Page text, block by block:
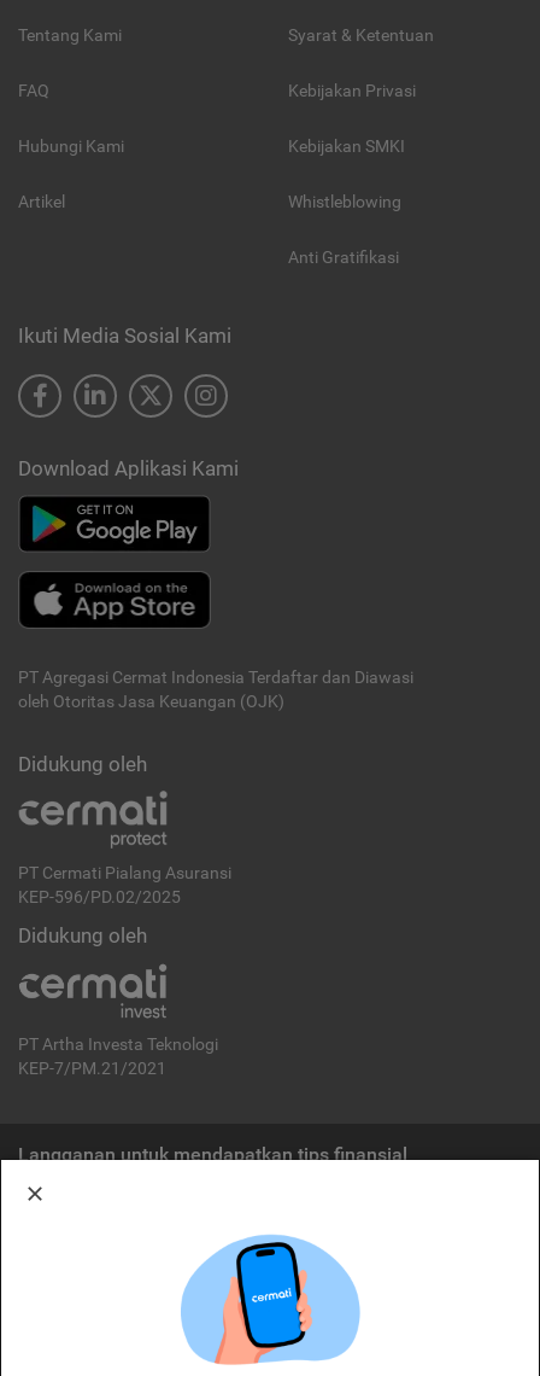
Tentang Kami
FAQ
Hubungi Kami
Artikel
Syarat & Ketentuan
Kebijakan Privasi
Kebijakan SMKI
Whistleblowing
Anti Gratifikasi
Ikuti Media Sosial Kami
Download Aplikasi Kami
PT Agregasi Cermat Indonesia Terdaftar dan Diawasi
oleh Otoritas Jasa Keuangan (OJK)
Didukung oleh
PT Cermati Pialang Asuransi
KEP-596/PD.02/2025
Didukung oleh
PT Artha Investa Teknologi
KEP-7/PM.21/2021
Langganan untuk mendapatkan tips finansial
Cermati merupakan penyelenggara agregasi jasa keuangan yang terdaftar di
OJK. Oleh karena itu, produk dan/atau layanan jasa keuangan yang
ditawarkan bukan merupakan produk dan/atau layanan jasa keuangan yang
diterbitkan oleh Cermati dan Cermati tidak bertanggung jawab atas tuntutan